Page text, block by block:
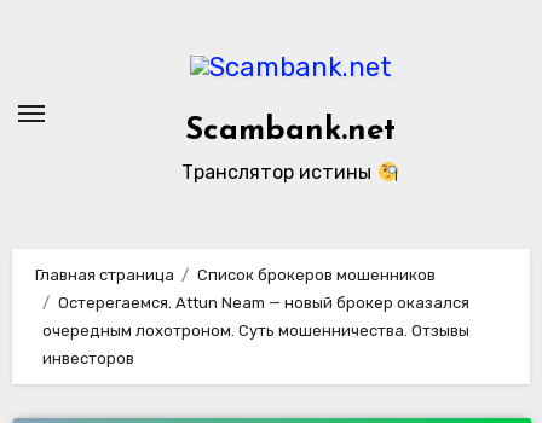
Scambank.net
Транслятор истины
Главная страница
Список брокеров мошенников
Остерегаемся. Attun Neam — новый брокер оказался
очередным лохотроном. Суть мошенничества. Отзывы
инвесторов